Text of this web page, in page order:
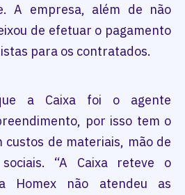
A empresa, além de não
de efetuar o pagamento
para os contratados.
a Caixa foi o agente
por isso tem o
de materiais, mão de
“A Caixa reteve o
Homex não atendeu as